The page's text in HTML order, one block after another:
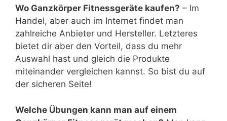
Wo Ganzkörper Fitnessgeräte kaufen? – Im
Handel, aber auch im Internet findet man
zahlreiche Anbieter und Hersteller. Letzteres
bietet dir aber den Vorteil, dass du mehr
Auswahl hast und gleich die Produkte
miteinander vergleichen kannst. So bist du auf
der sicheren Seite!
Welche Übungen kann man auf einem